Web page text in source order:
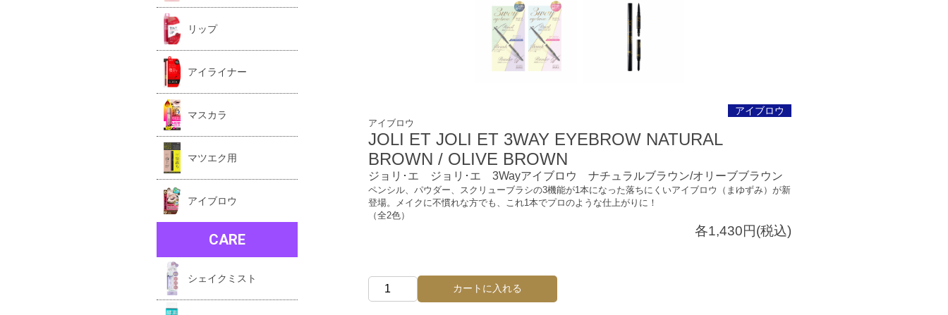
アイブロウ
アイブロウ
JOLI ET JOLI ET 3WAY EYEBROW NATURAL
BROWN / OLIVE BROWN
ジョリ･エ ジョリ･エ 3Wayアイブロウ ナチュラルブラウン/オリーブブラウン
ペンシル、パウダー、スクリューブラシの3機能が1本になった落ちにくいアイブロウ（まゆずみ）が新
登場。メイクに不慣れな方でも、これ1本でプロのような仕上がりに！
（全2色）
各1,430円(税込)
カートに入れる
リップ
アイライナー
マスカラ
マツエク用
アイブロウ
CARE
シェイクミスト